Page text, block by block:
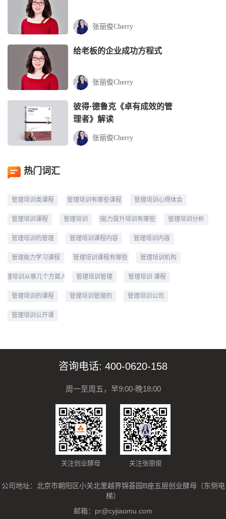
张丽俊Cherry
给老板的企业成功方程式
张丽俊Cherry
彼得·德鲁克《卓有成效的管
理者》解读
张丽俊Cherry
热门词汇
管理培训类课程 管理培训有哪些课程 管理培训心得体会
管理培训课程 管理培训 管理能力提升培训有哪些课程 管理培训分析
管理培训的管理 管理培训课程内容 管理培训内容
管理能力学习课程 管理培训课程有哪些 管理培训机构
管理培训从哪几个方面入手 管理培训管理 管理培训 课程
管理培训的课程 管理培训管理的 管理培训公司
管理培训公开课
咨询电话: 400-0620-158
周一至周五，早9:00-晚18:00
关注创业酵母 关注张丽俊
公司地址：北京市朝阳区小关北里越界锦荟园B座五层创业酵母（东侧电
梯）
邮箱： pr@cyjiaomu.com